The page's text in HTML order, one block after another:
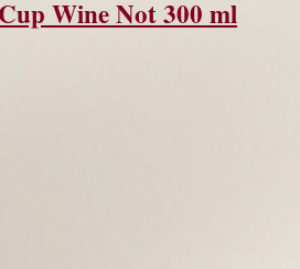
Wine Not 300 ml